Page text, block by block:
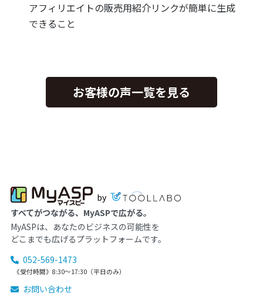
アフィリエイトの販売用紹介リンクが簡単に生成
できること
お客様の声一覧を見る
by
すべてがつながる、MyASPで広がる。
MyASPは、あなたのビジネスの可能性を
どこまでも広げるプラットフォームです。
052-569-1473
《受付時間》8:30～17:30（平日のみ）
お問い合わせ